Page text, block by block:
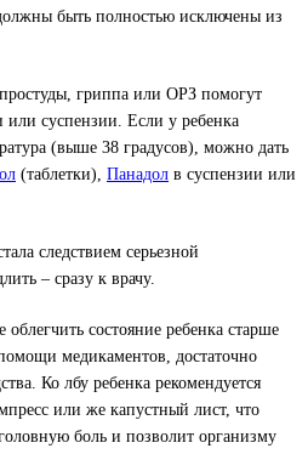
быть полностью исключены из
гриппа или ОРЗ помогут
суспензии. Если у ребенка
(выше 38 градусов), можно дать
(таблетки), Панадол в суспензии или
следствием серьезной
– сразу к врачу.
состояние ребенка старше
медикаментов, достаточно
Ко лбу ребенка рекомендуется
или же капустный лист, что
боль и позволит организму